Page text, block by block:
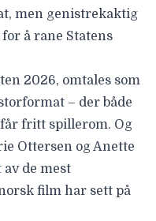
men genistrekaktig
å rane Statens
2026, omtales som
– der både
fritt spillerom. Og
Ottersen og Anette
de mest
film har sett på